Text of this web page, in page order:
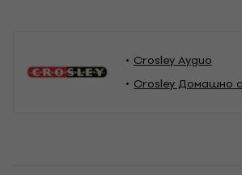
Crosley Аудио
Crosley Домашно